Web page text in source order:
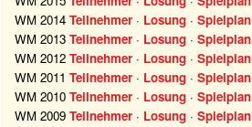
WM 2014 Teilnehmer · Losung · Spielplan
WM 2013 Teilnehmer · Losung · Spielplan
WM 2012 Teilnehmer · Losung · Spielplan
WM 2011 Teilnehmer · Losung · Spielplan
WM 2010 Teilnehmer · Losung · Spielplan
WM 2009 Teilnehmer · Losung · Spielplan